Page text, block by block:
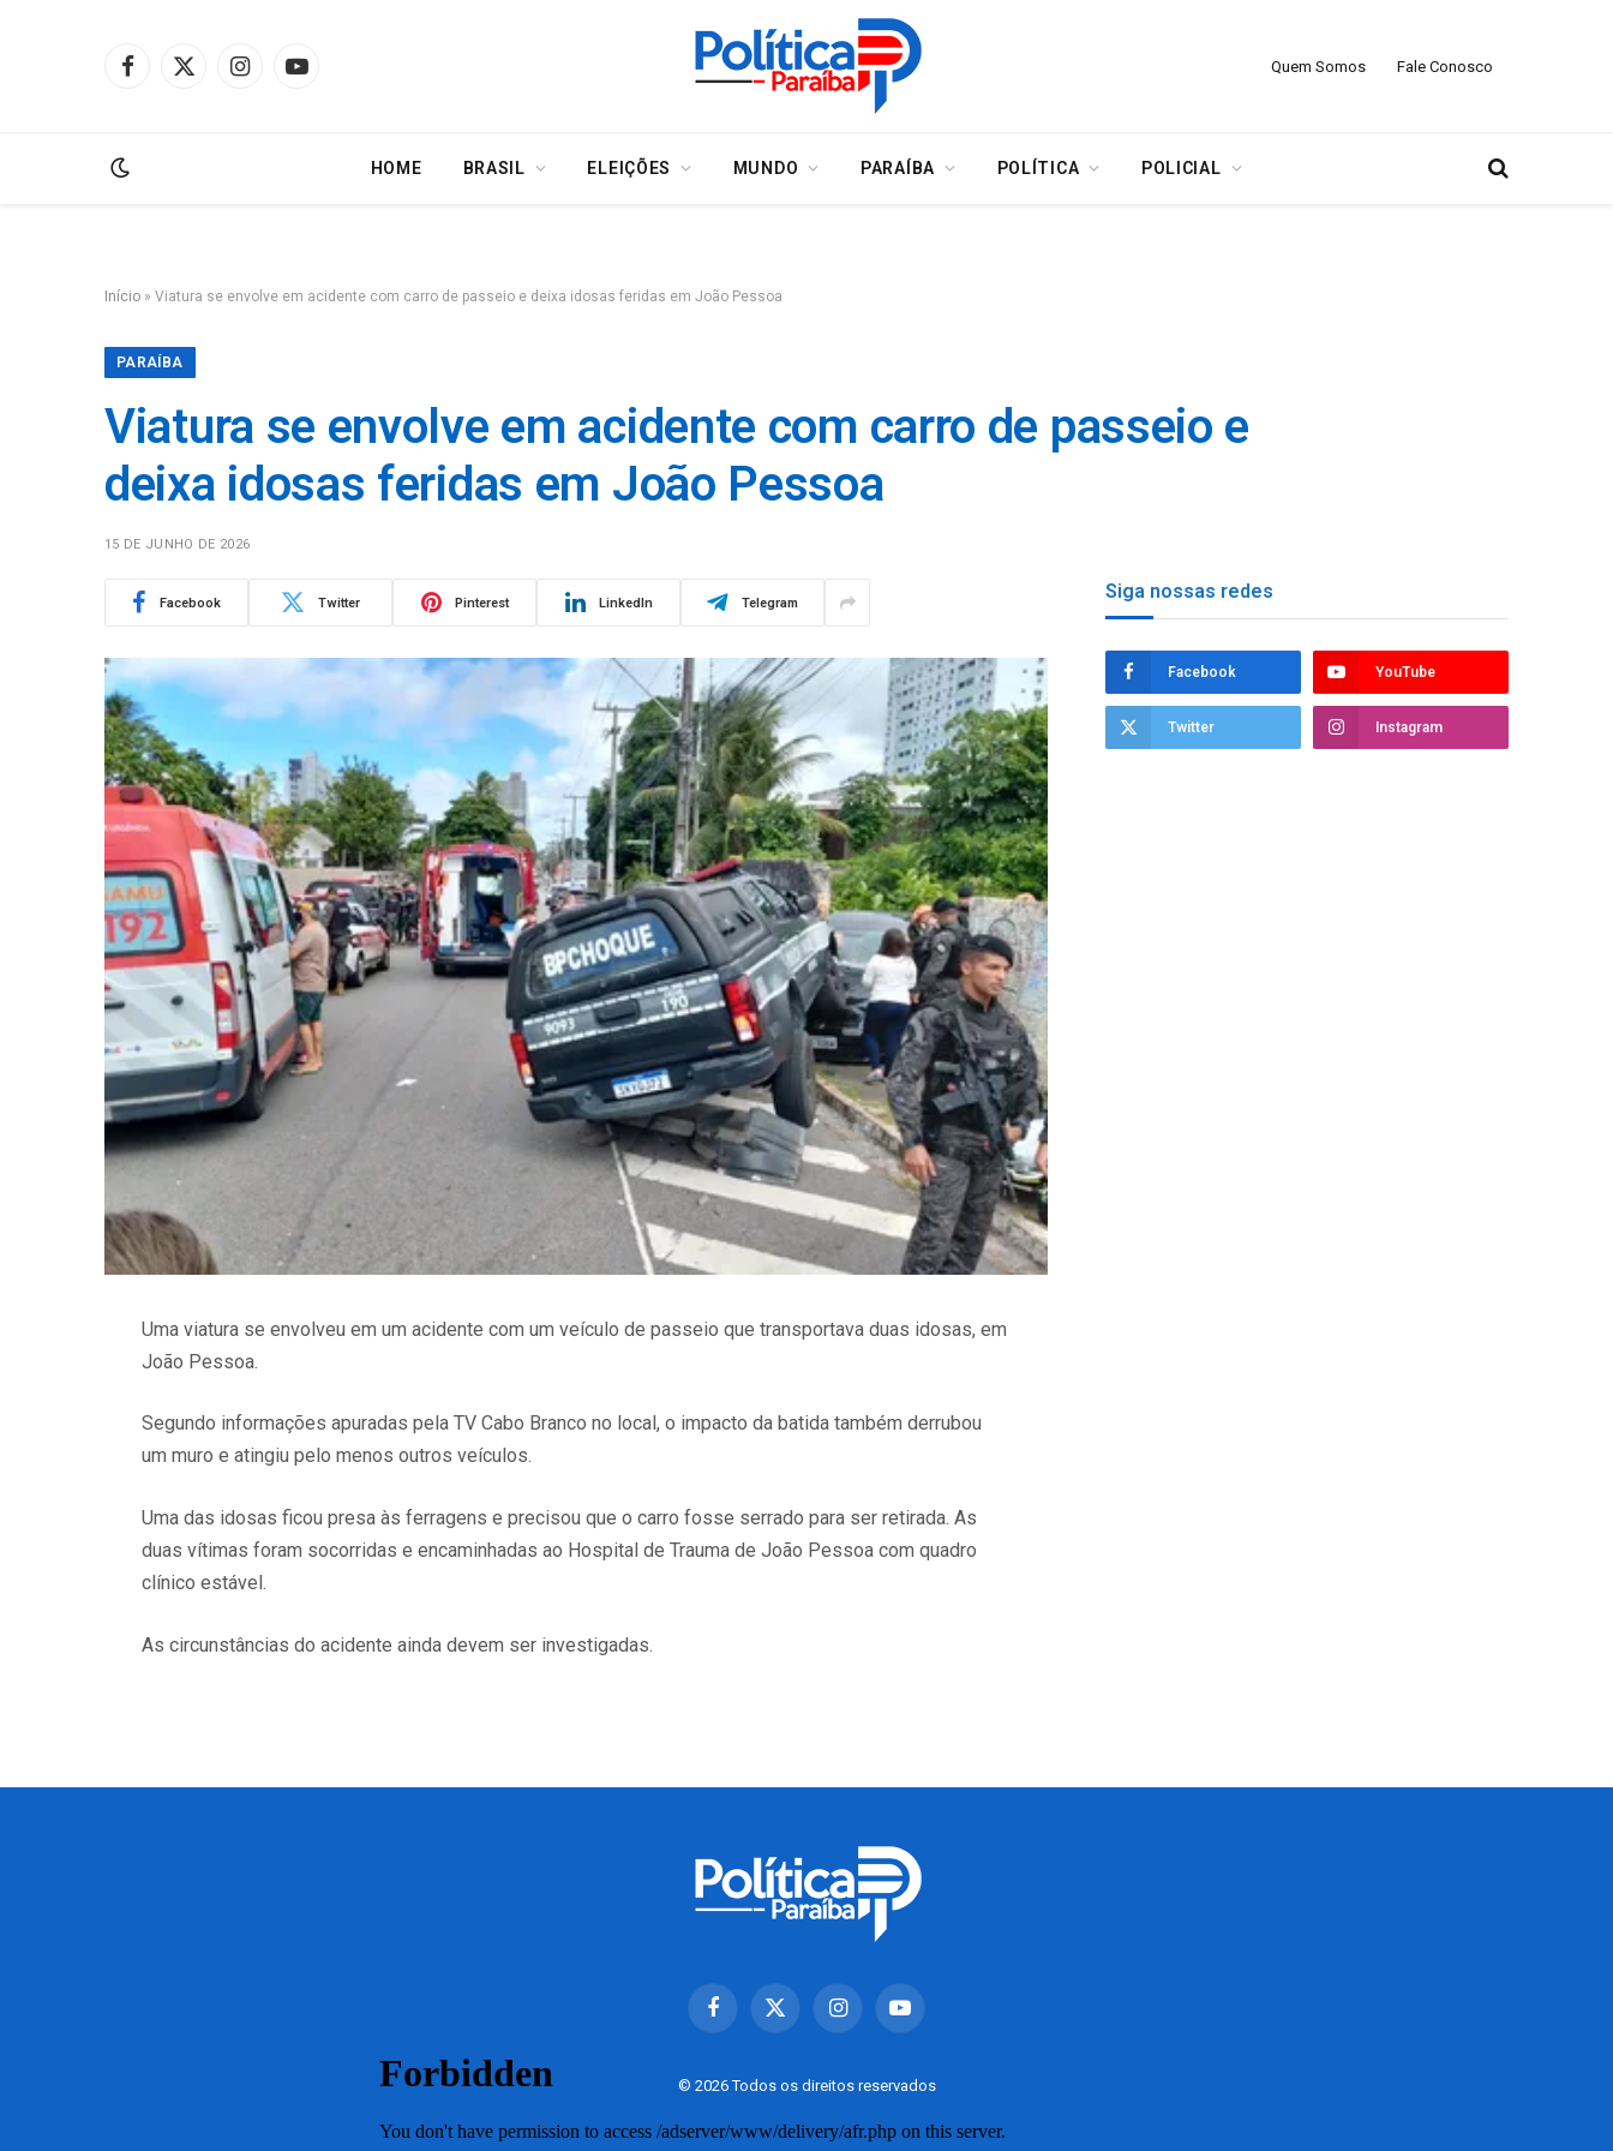
Facebook
X
InstagramYouTube
Quem Somos Fale Conosco
HOME BRASIL ELEIÇÕES MUNDO PARAÍBA POLÍTICA POLICIAL
Início » Viatura se envolve em acidente com carro de passeio e deixa idosas feridas em João Pessoa
PARAÍBA
Viatura se envolve em acidente com carro de passeio e
deixa idosas feridas em João Pessoa
15 DE JUNHO DE 2026
Facebook Twitter Pinterest LinkedIn Telegram
Uma viatura se envolveu em um acidente com um veículo de passeio que transportava duas idosas, em
João Pessoa.
Segundo informações apuradas pela TV Cabo Branco no local, o impacto da batida também derrubou
um muro e atingiu pelo menos outros veículos.
Uma das idosas ficou presa às ferragens e precisou que o carro fosse serrado para ser retirada. As
duas vítimas foram socorridas e encaminhadas ao Hospital de Trauma de João Pessoa com quadro
clínico estável.
As circunstâncias do acidente ainda devem ser investigadas.
Siga nossas redes
Facebook YouTube
Twitter Instagram
Facebook
X
InstagramYouTube
© 2026 Todos os direitos reservados